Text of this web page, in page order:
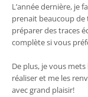
L’année dernière, je
prenait beaucoup de
préparer des traces
complète si vous
De plus, je vous
réaliser et me les
avec grand plaisir!